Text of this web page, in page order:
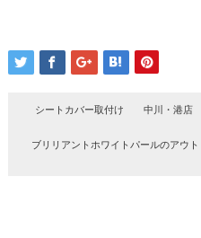
シートカバー取付け 中川・港店
ブリリアントホワイトパールのアウ